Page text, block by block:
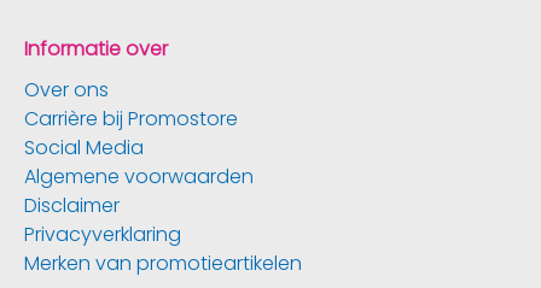
Informatie over
Over ons
Carrière bij Promostore
Social Media
Algemene voorwaarden
Disclaimer
Privacyverklaring
Merken van promotieartikelen